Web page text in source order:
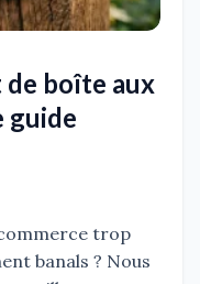
boîte aux
guide
trop
banals ? Nous